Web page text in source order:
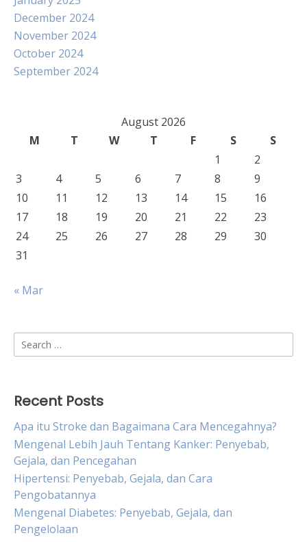
December 2024
November 2024
October 2024
September 2024
August 2026
M
T W T F S
S
1
2
3
4 5 6 7 8
9
10
11 12 13 14 15
16
17
18 19 20 21 22
23
24
25 26 27 28 29
30
31
« Mar
Search
for:
Recent Posts
Apa itu Stroke dan Bagaimana Cara Mencegahnya?
Mengenal Lebih Jauh Tentang Kanker: Penyebab,
Gejala, dan Pencegahan
Hipertensi: Penyebab, Gejala, dan Cara
Pengobatannya
Mengenal Diabetes: Penyebab, Gejala, dan
Pengelolaan